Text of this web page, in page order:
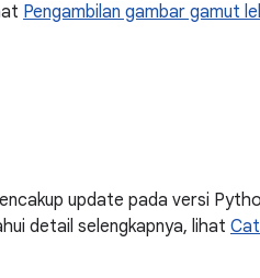
Pengambilan gambar gamut
update pada versi
detail selengkapnya, lihat